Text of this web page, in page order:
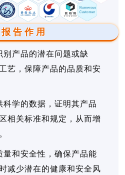
告作用
别产品的潜在问题或缺
艺，保障产品的品质和安
科学的数据，证明其产品
相关标准和规定，从而增
量和安全性，确保产品能
减少潜在的健康和安全风